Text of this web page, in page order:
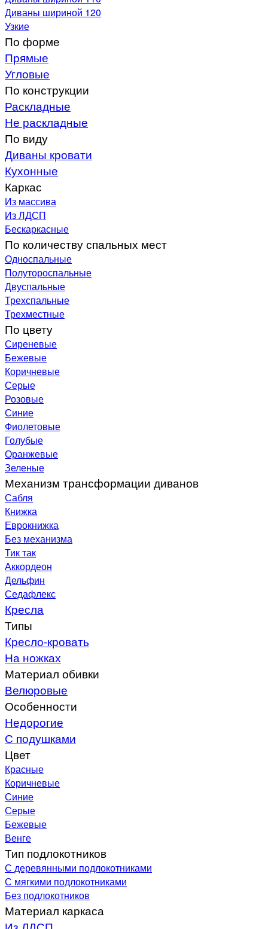
Диваны шириной 120
Узкие
По форме
Прямые
Угловые
По конструкции
Раскладные
Не раскладные
По виду
Диваны кровати
Кухонные
Каркас
Из массива
Из ЛДСП
Бескаркасные
По количеству спальных мест
Односпальные
Полутороспальные
Двуспальные
Трехспальные
Трехместные
По цвету
Сиреневые
Бежевые
Коричневые
Серые
Розовые
Синие
Фиолетовые
Голубые
Оранжевые
Зеленые
Механизм трансформации диванов
Сабля
Книжка
Еврокнижка
Без механизма
Тик так
Аккордеон
Дельфин
Седафлекс
Кресла
Типы
Кресло-кровать
На ножках
Материал обивки
Велюровые
Особенности
Недорогие
С подушками
Цвет
Красные
Коричневые
Синие
Серые
Бежевые
Венге
Тип подлокотников
С деревянными подлокотниками
С мягкими подлокотниками
Без подлокотников
Материал каркаса